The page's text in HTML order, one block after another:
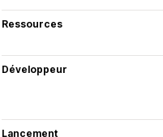
Ressources
Développeur
Lancement